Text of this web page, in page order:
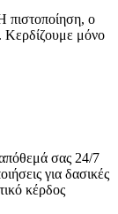
πιστοποίηση, ο
Κερδίζουμε μόνο
σας 24/7
για δασικές
κέρδος